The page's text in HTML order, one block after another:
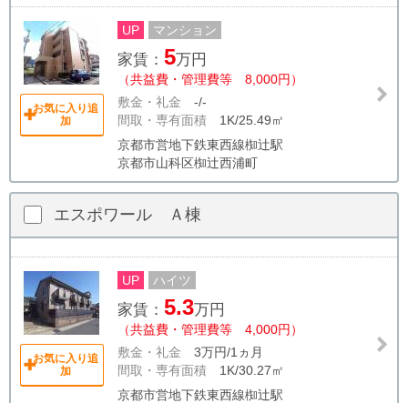
お気に入り追
加
UP マンション
家賃： 5万円
（共益費・管理費等 8,000円）
敷金・礼金 -/-
間取・専有面積 1K/25.49㎡
京都市営地下鉄東西線椥辻駅
京都市山科区椥辻西浦町
エスポワール Ａ棟
お気に入り追
加
UP ハイツ
家賃： 5.3万円
（共益費・管理費等 4,000円）
敷金・礼金 3万円/1ヵ月
間取・専有面積 1K/30.27㎡
京都市営地下鉄東西線椥辻駅